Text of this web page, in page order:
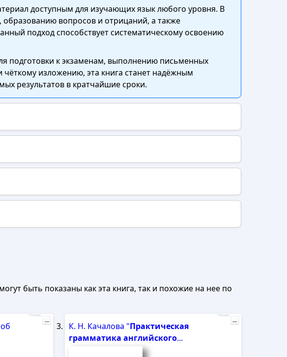
доступным для изучающих язык любого уровня. В
вопросов и отрицаний, а также
подход способствует систематическому освоению
подготовки к экзаменам, выполнению письменных
изложению, эта книга станет надёжным
результатов в кратчайшие сроки.
быть показаны как эта книга, так и похожие на нее по
Реклама
...
К. Н. Качалова "Практическая
грамматика английского...
Реклама
...